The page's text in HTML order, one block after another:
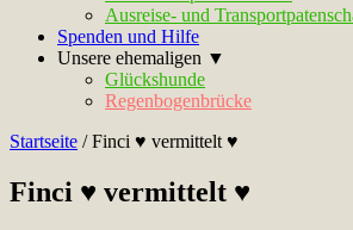
Ausreise- und
Spenden und Hilfe
Unsere ehemaligen ▼
Glückshunde
Regenbogenbrücke
Startseite /Finci ♥ vermittelt ♥
Finci ♥ vermittelt ♥